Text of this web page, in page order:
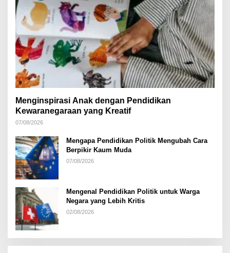
Menginspirasi Anak dengan Pendidikan
Kewaranegaraan yang Kreatif
07/08/2026
Mengapa Pendidikan Politik Mengubah Cara
Berpikir Kaum Muda
07/08/2026
Mengenal Pendidikan Politik untuk Warga
Negara yang Lebih Kritis
02/08/2026